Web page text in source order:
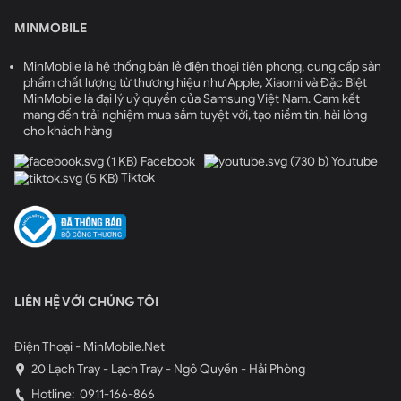
PCMark. Những con số này khẳng định rằng Galaxy S24
Ultra là một trong những chiếc smartphone Android
mạnh mẽ nhất trên thị trường hiện nay. Trong thử
nghiệm chơi game, máy cho trải nghiệm mượt mà, ổn
định, đặc biệt là khi chạy các trò chơi nặng như PUBG
Mobile và Genshin Impact, ngay cả khi thiết lập đồ họa
cao nhất. Khi cài đặt chế độ Ultra HDR và tốc độ khung
hình cực cao trên PUBG Mobile, máy duy trì khung hình
ổn định quanh mức 40 FPS.
MINMOBILE
MinMobile là hệ thống bán lẻ điện thoại tiên phong, cung cấp sản
phẩm chất lượng từ thương hiệu như Apple, Xiaomi và Đặc Biệt
MinMobile là đại lý uỷ quyền của Samsung Việt Nam. Cam kết
mang đến trải nghiệm mua sắm tuyệt vời, tạo niềm tin, hài lòng
cho khách hàng
Facebook
Youtube
Tiktok
LIÊN HỆ VỚI CHÚNG TÔI
Điện Thoại - MinMobile.Net
20 Lạch Tray - Lạch Tray - Ngô Quyền - Hải Phòng
Hotline: 0911-166-866